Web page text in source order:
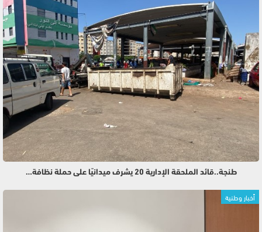
طنجة..قائد الملحقة الإدارية 20 يشرف ميدانيًا على حملة نظافة…
أخبار وطنية